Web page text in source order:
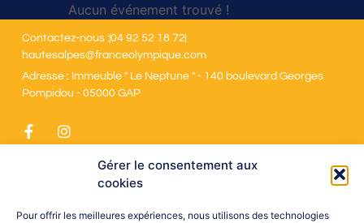
Gérer le consentement aux
cookies
Pour offrir les meilleures expériences, nous utilisons des technologies
Aucun événement trouvé !
Contactez-nous :04 92 52 18 72
hautesalpes@franceolympique.com
Adresse : Immeuble " Le Neptune " - 140 boulevard Georges
Pompidou - 05000 GAP